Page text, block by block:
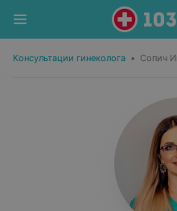
Консультации гинеколога • Сопич